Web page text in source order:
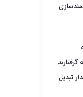
تبدیل